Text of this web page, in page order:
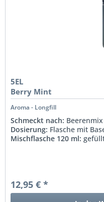
5EL
Berry Mint
Aroma - Longfill
Schmeckt nach:
Dosierung: Flasche mit
Mischflasche 120 ml:
12,95 € *